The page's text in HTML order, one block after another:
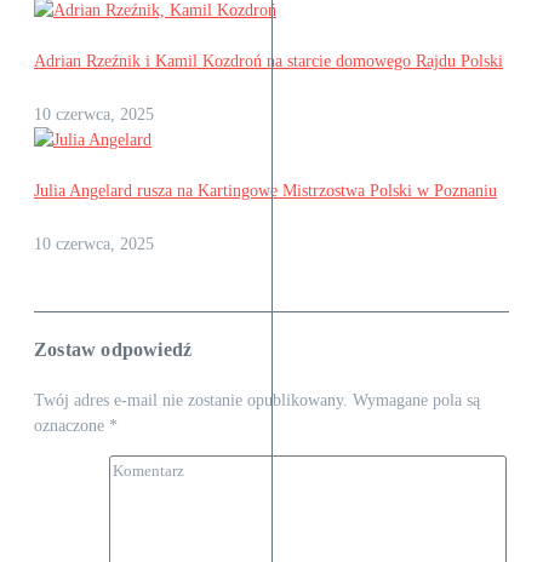
Adrian Rzeźnik i Kamil Kozdroń na starcie domowego Rajdu Polski
10 czerwca, 2025
Julia Angelard rusza na Kartingowe Mistrzostwa Polski w Poznaniu
10 czerwca, 2025
Zostaw odpowiedź
Twój adres e-mail nie zostanie opublikowany. Wymagane pola są
oznaczone *